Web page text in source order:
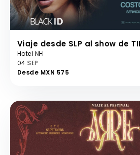
Viaje desde SLP al show de
Hotel NH
04 SEP
Desde MXN 575